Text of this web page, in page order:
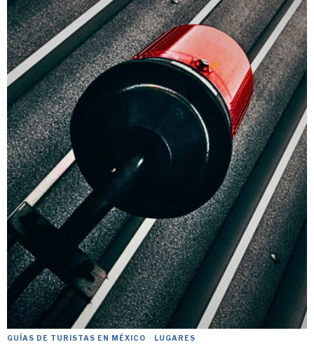
GUÍAS DE TURISTAS EN MÉXICO · LUGARES